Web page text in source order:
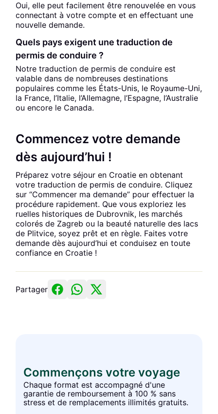
Oui, elle peut facilement être renouvelée en vous
connectant à votre compte et en effectuant une
nouvelle demande.
Quels pays exigent une traduction de
permis de conduire ?
Notre traduction de permis de conduire est
valable dans de nombreuses destinations
populaires comme les États-Unis, le Royaume-Uni,
la France, l’Italie, l’Allemagne, l’Espagne, l’Australie
ou encore le Canada.
Commencez votre demande
dès aujourd’hui !
Préparez votre séjour en Croatie en obtenant
votre traduction de permis de conduire. Cliquez
sur “Commencer ma demande” pour effectuer la
procédure rapidement. Que vous exploriez les
ruelles historiques de Dubrovnik, les marchés
colorés de Zagreb ou la beauté naturelle des lacs
de Plitvice, soyez prêt et en règle. Faites votre
demande dès aujourd’hui et conduisez en toute
confiance en Croatie !
Partager
Commençons votre voyage
Chaque format est accompagné d'une
garantie de remboursement à 100 % sans
stress et de remplacements illimités gratuits.